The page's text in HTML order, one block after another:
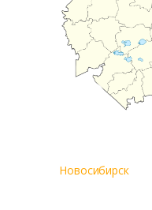
Новосибирск